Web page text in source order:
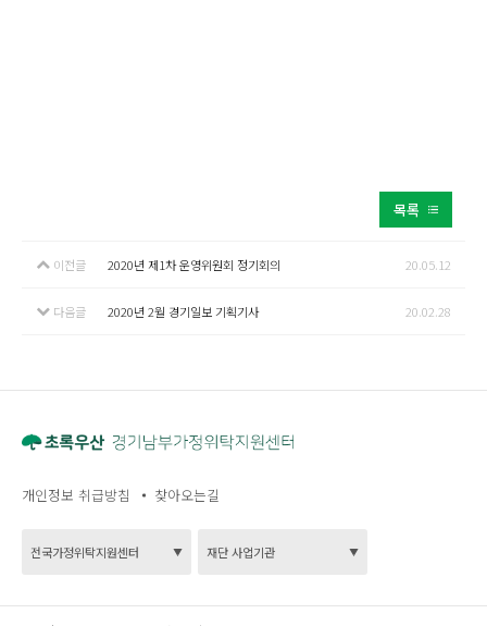
목록
이전글 2020년 제1차 운영위원회 정기회의 20.05.12
다음글 2020년 2월 경기일보 기획기사 20.02.28
개인정보 취급방침 찾아오는길